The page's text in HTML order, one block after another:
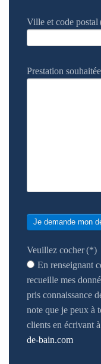
Ville et code postal
Prestation souhaitée
Je demande mon
Veuillez cocher(*)
En renseignant
recueille mes
pris connaissance
note que je peux à
clients en écrivant
de-bain.com